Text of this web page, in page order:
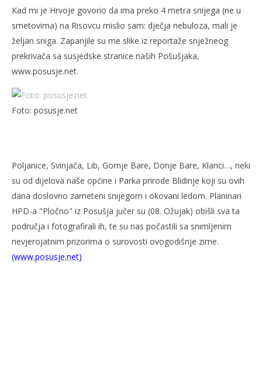
Nemreš bolivit
24.
ožujka
Rafaela
Kad mi je Hrvoje govorio da ima preko 4 metra snijega (ne u
smetovima) na Risovcu mislio sam: dječja nebuloza, mali je
željan sniga. Zapanjile su me slike iz reportaže snježneog
prekrivača sa susjedske stranice naših Pošušjaka,
www.posusje.net.
Foto: posusje.net
Poljanice, Svinjača, Lib, Gornje Bare, Donje Bare, Klanci…, neki
su od dijelova naše općine i Parka prirode Blidinje koji su ovih
dana doslovno zameteni snijegom i okovani ledom. Planinari
HPD-a "Pločno" iz Posušja jučer su (08. Ožujak) obišli sva ta
područja i fotografirali ih, te su nas počastili sa snimljenim
nevjerojatnim prizorima o surovosti ovogodišnje zime.
(www.posusje.net)